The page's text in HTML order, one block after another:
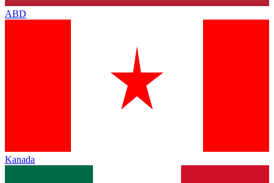
ABD
Kanada